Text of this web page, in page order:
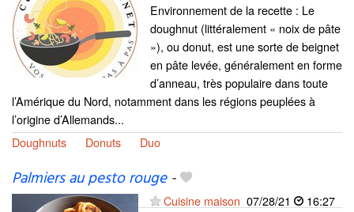
Environnement de la recette : Le
doughnut (littéralement « noix de pâte
»), ou donut, est une sorte de beignet
en pâte levée, généralement en forme
d’anneau, très populaire dans toute
l’Amérique du Nord, notamment dans les régions peuplées à
l’origine d’Allemands...
Doughnuts
Donuts Duo
Palmiers au pesto rouge-
Cuisine maison 07/28/21 16:27